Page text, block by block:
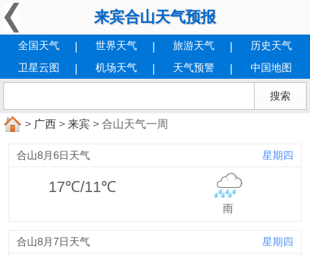
来宾合山天气预报
全国天气 世界天气 旅游天气
历史天气
卫星云图
机场天气 天气预警 中国地图
> 广西 > 来宾 > 合山天气一周
合山8月6日天气 星期四
17℃/11℃
雨
合山8月7日天气 星期四